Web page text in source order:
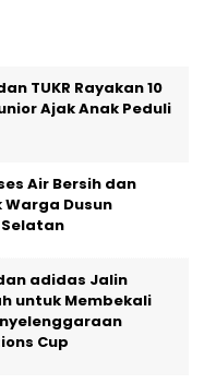
TUKR Rayakan 10
Ajak Anak Peduli
Air Bersih dan
Dusun
adidas Jalin
untuk Membekali
Cup